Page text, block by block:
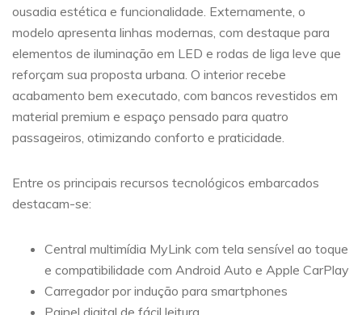
ousadia estética e funcionalidade. Externamente, o
modelo apresenta linhas modernas, com destaque para
elementos de iluminação em LED e rodas de liga leve que
reforçam sua proposta urbana. O interior recebe
acabamento bem executado, com bancos revestidos em
material premium e espaço pensado para quatro
passageiros, otimizando conforto e praticidade.
Entre os principais recursos tecnológicos embarcados
destacam-se:
Central multimídia MyLink com tela sensível ao toque
e compatibilidade com Android Auto e Apple CarPlay
Carregador por indução para smartphones